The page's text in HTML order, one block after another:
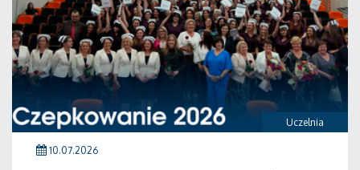
Uczelnia
10.07.2026